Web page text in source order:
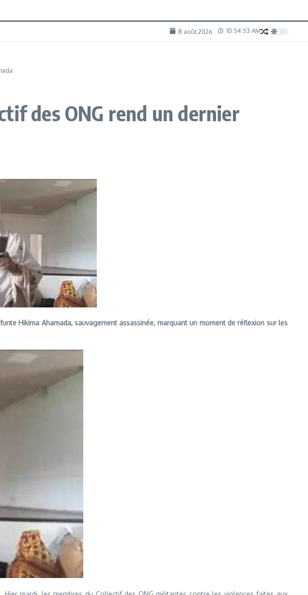
8 août 2026 10:54:54 AM
des ONG rend un dernier
Hikima Ahamada, sauvagement assassinée, marquant un moment de réflexion sur les